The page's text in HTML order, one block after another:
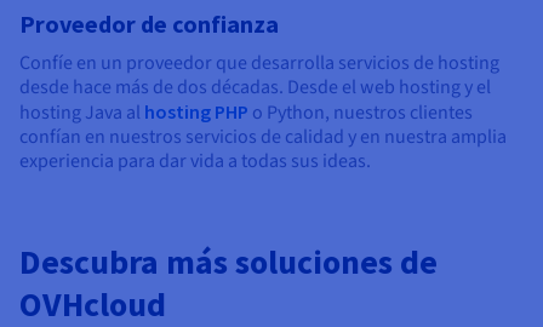
Proveedor de confianza
Confíe en un proveedor que desarrolla servicios de hosting
desde hace más de dos décadas. Desde el web hosting y el
hosting Java al hosting PHP o Python, nuestros clientes
confían en nuestros servicios de calidad y en nuestra amplia
experiencia para dar vida a todas sus ideas.
Descubra más soluciones de
OVHcloud